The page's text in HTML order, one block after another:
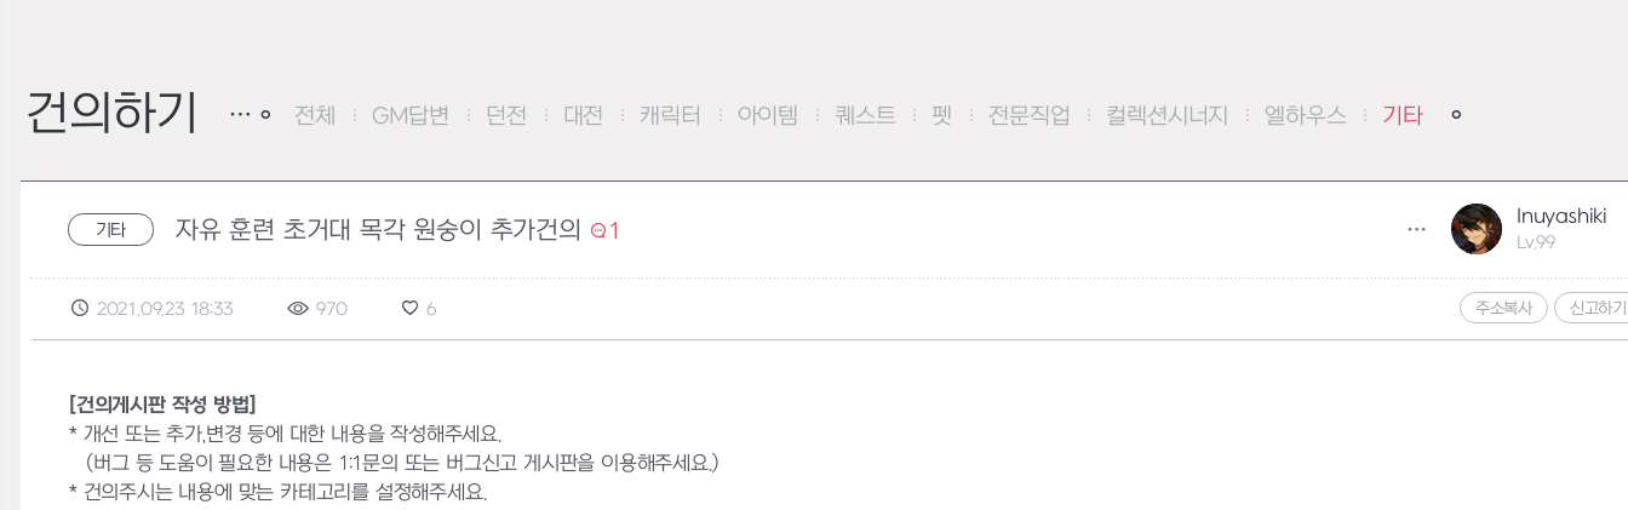
건의하기 전체 GM답변 던전 대전 캐릭터 아이템 퀘스트 펫 전문직업 컬렉션시너지 엘하우스 기타
기타 자유 훈련 초거대 목각 원숭이 추가건의 1
Inuyashiki
Lv.99
2021.09.23 18:33 970 6 주소복사 신고하기
[건의게시판 작성 방법]
* 개선 또는 추가,변경 등에 대한 내용을 작성해주세요.
(버그 등 도움이 필요한 내용은 1:1문의 또는 버그신고 게시판을 이용해주세요.)
* 건의주시는 내용에 맞는 카테고리를 설정해주세요.